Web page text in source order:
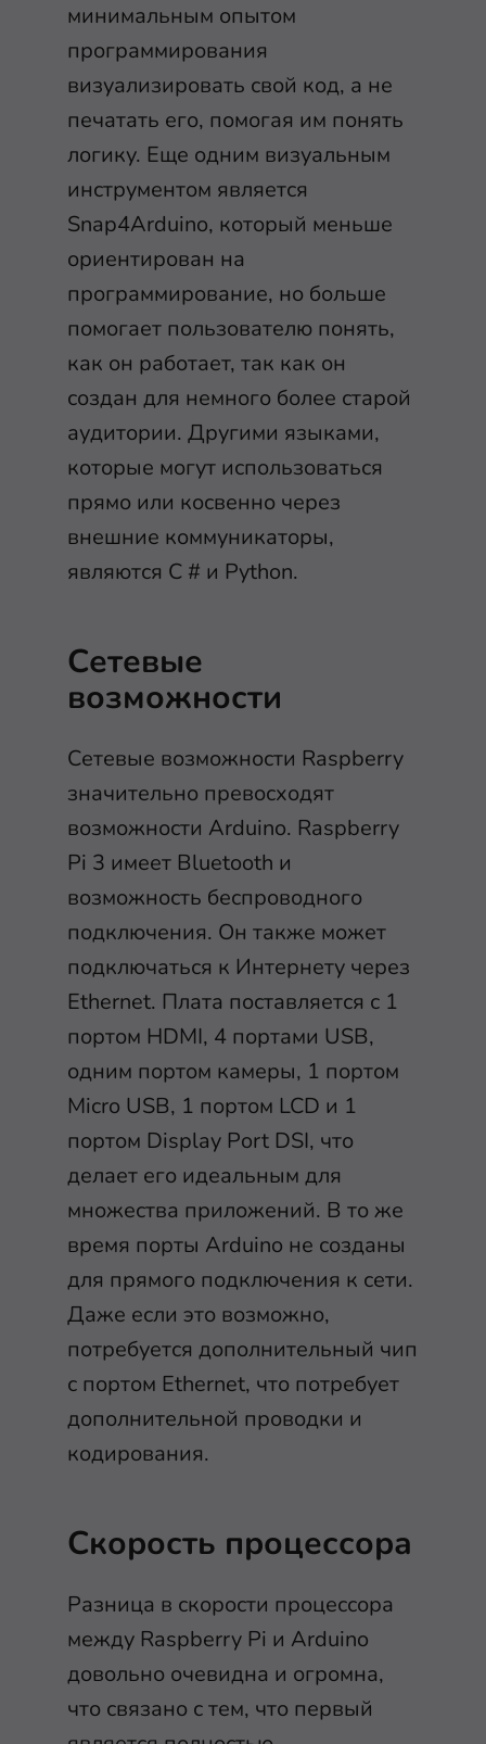
минимальным опытом
программирования
визуализировать свой код, а не
печатать его, помогая им понять
логику. Еще одним визуальным
инструментом является
Snap4Arduino, который меньше
ориентирован на
программирование, но больше
помогает пользователю понять,
как он работает, так как он
создан для немного более старой
аудитории. Другими языками,
которые могут использоваться
прямо или косвенно через
внешние коммуникаторы,
являются C # и Python.
Сетевые
возможности
Сетевые возможности Raspberry
значительно превосходят
возможности Arduino. Raspberry
Pi 3 имеет Bluetooth и
возможность беспроводного
подключения. Он также может
подключаться к Интернету через
Ethernet. Плата поставляется с 1
портом HDMI, 4 портами USB,
одним портом камеры, 1 портом
Micro USB, 1 портом LCD и 1
портом Display Port DSI, что
делает его идеальным для
множества приложений. В то же
время порты Arduino не созданы
для прямого подключения к сети.
Даже если это возможно,
потребуется дополнительный чип
с портом Ethernet, что потребует
дополнительной проводки и
кодирования.
Скорость процессора
Разница в скорости процессора
между Raspberry Pi и Arduino
довольно очевидна и огромна,
что связано с тем, что первый